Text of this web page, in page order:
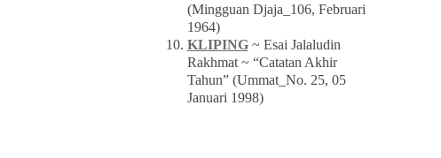
(Mingguan Djaja_106, Februari
1964)
KLIPING~ Esai Jalaludin
Rakhmat ~ “Catatan Akhir
Tahun” (Ummat_No. 25, 05
Januari 1998)